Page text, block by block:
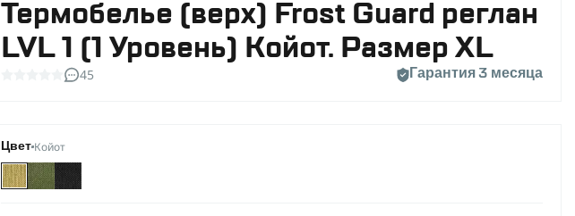
Термобелье (верх) Frost Guard реглан
LVL 1 (1 Уровень) Койот. Размер XL
45 Гарантия 3 месяца
Цвет Койот